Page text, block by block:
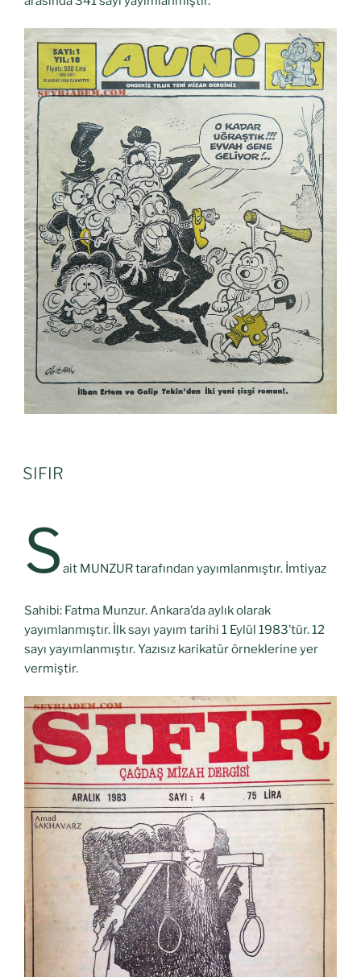
SIFIR
S ait MUNZUR tarafından yayımlanmıştır. İmtiyaz
Sahibi: Fatma Munzur. Ankara’da aylık olarak
yayımlanmıştır. İlk sayı yayım tarihi 1 Eylül 1983’tür. 12
sayı yayımlanmıştır. Yazısız karikatür örneklerine yer
vermiştir.